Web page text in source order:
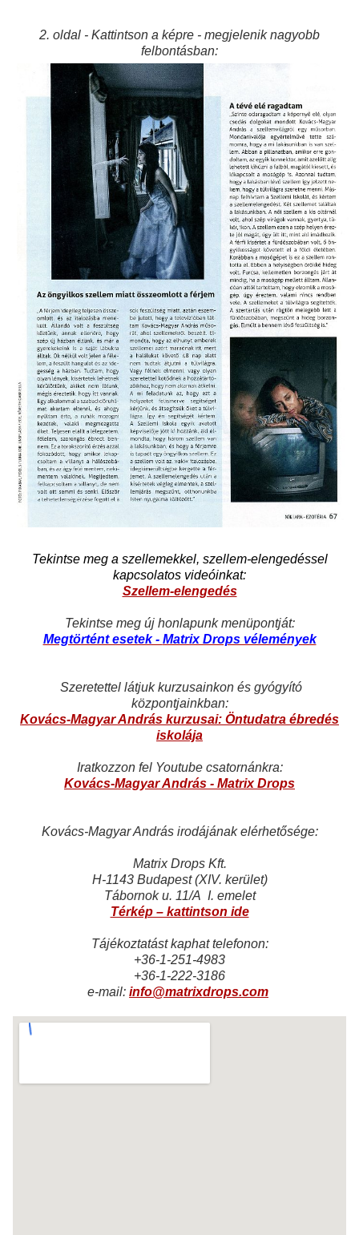
2. oldal - Kattintson a képre - megjelenik nagyobb
felbontásban:
Tekintse meg a szellemekkel, szellem-elengedéssel
kapcsolatos videóinkat:
Szellem-elengedés
Tekintse meg új honlapunk menüpontját:
Megtörtént esetek - Matrix Drops vélemények
Szeretettel látjuk kurzusainkon és gyógyító
központjainkban:
Kovács-Magyar András kurzusai: Öntudatra ébredés
iskolája
Iratkozzon fel Youtube csatornánkra:
Kovács-Magyar András - Matrix Drops
Kovács-Magyar András irodájának elérhetősége:
Matrix Drops Kft.
H-1143 Budapest (XIV. kerület)
Tábornok u. 11/A I. emelet
Térkép – kattintson ide
Tájékoztatást kaphat telefonon:
+36-1-251-4983
+36-1-222-3186
e-mail: info@matrixdrops.com